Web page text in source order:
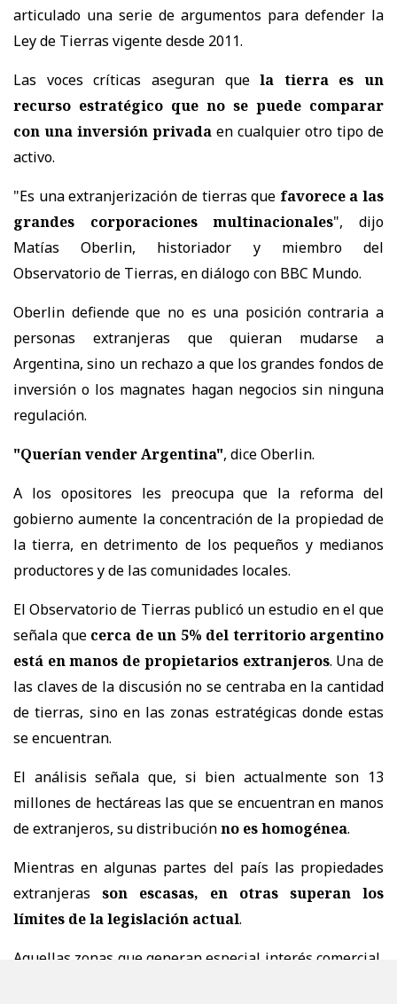
articulado una serie de argumentos para defender la
Ley de Tierras vigente desde 2011.
Las voces críticas aseguran quela tierra es un
recurso estratégico que no se puede comparar
con una inversión privada en cualquier otro tipo de
activo.
"Es una extranjerización de tierras que favorece a las
grandes corporaciones multinacionales", dijo
Matías Oberlin, historiador y miembro del
Observatorio de Tierras, en diálogo con BBC Mundo.
Oberlin defiende que no es una posición contraria a
personas extranjeras que quieran mudarse a
Argentina, sino un rechazo a que los grandes fondos de
inversión o los magnates hagan negocios sin ninguna
regulación.
"Querían vender Argentina", dice Oberlin.
A los opositores les preocupa que la reforma del
gobierno aumente la concentración de la propiedad de
la tierra, en detrimento de los pequeños y medianos
productores y de las comunidades locales.
El Observatorio de Tierras publicó un estudio en el que
señala que cerca de un 5% del territorio argentino
está en manos de propietarios extranjeros. Una de
las claves de la discusión no se centraba en la cantidad
de tierras, sino en las zonas estratégicas donde estas
se encuentran.
El análisis señala que, si bien actualmente son 13
millones de hectáreas las que se encuentran en manos
de extranjeros, su distribuciónno es homogénea.
Mientras en algunas partes del país las propiedades
extranjeras son escasas, en otras superan los
límites de la legislación actual.
Aquellas zonas que generan especial interés comercial,